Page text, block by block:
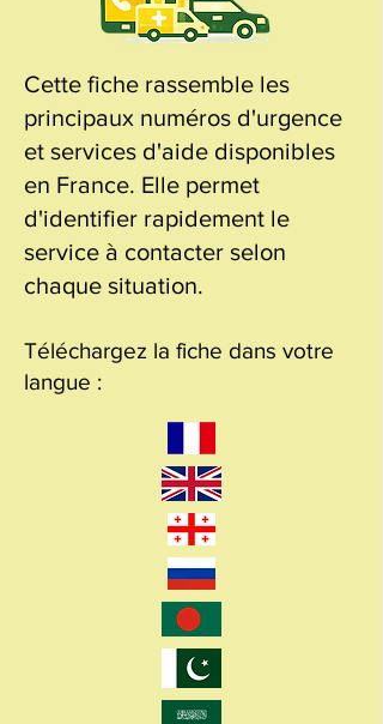
Cette fiche rassemble les
principaux numéros d'urgence
et services d'aide disponibles
en France. Elle permet
d'identifier rapidement le
service à contacter selon
chaque situation.
Téléchargez la fiche dans votre
langue :